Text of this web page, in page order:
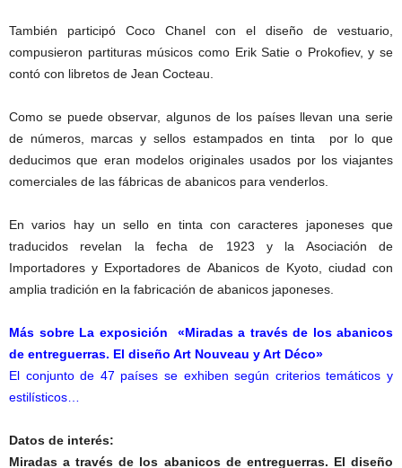
También participó Coco Chanel con el diseño de vestuario,
compusieron partituras músicos como Erik Satie o Prokofiev, y se
contó con libretos de Jean Cocteau.
Como se puede observar, algunos de los países llevan una serie
de números, marcas y sellos estampados en tinta por lo que
deducimos que eran modelos originales usados por los viajantes
comerciales de las fábricas de abanicos para venderlos.
En varios hay un sello en tinta con caracteres japoneses que
traducidos revelan la fecha de 1923 y la Asociación de
Importadores y Exportadores de Abanicos de Kyoto, ciudad con
amplia tradición en la fabricación de abanicos japoneses.
Más sobre La exposición «Miradas a través de los abanicos
de entreguerras. El diseño Art Nouveau y Art Déco»
El conjunto de 47 países se exhiben según criterios temáticos y
estilísticos…
Datos de interés:
Miradas a través de los abanicos de entreguerras. El diseño